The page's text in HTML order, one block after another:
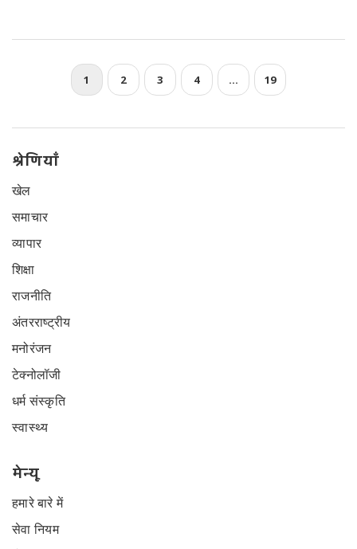
1 2 3 4 … 19
श्रेणियाँ
खेल
समाचार
व्यापार
शिक्षा
राजनीति
अंतरराष्ट्रीय
मनोरंजन
टेक्नोलॉजी
धर्म संस्कृति
स्वास्थ्य
मेन्यू
हमारे बारे में
सेवा नियम